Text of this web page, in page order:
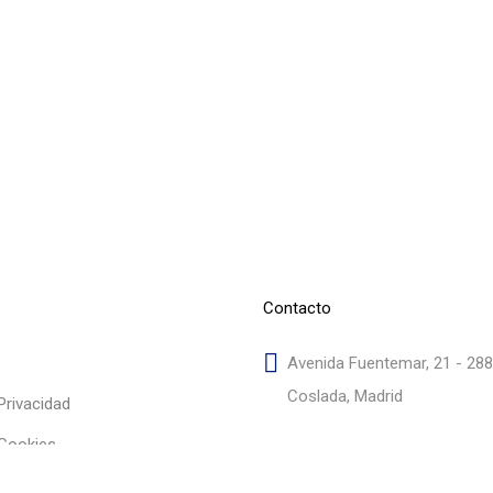
Contacto
Avenida Fuentemar, 21 -
Coslada, Madrid